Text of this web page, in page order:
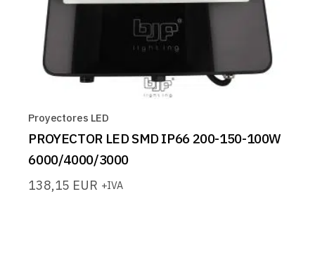
Proyectores LED
PROYECTOR LED SMD IP66 200-150-100W
6000/4000/3000
138,15 EUR +IVA